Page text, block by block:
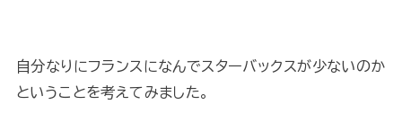
自分なりにフランスになんでスターバックスが少ないのか
ということを考えてみました。